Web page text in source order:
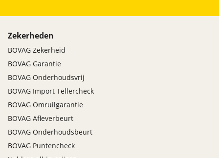
Zekerheden
BOVAG Zekerheid
BOVAG Garantie
BOVAG Onderhoudsvrij
BOVAG Import Tellercheck
BOVAG Omruilgarantie
BOVAG Afleverbeurt
BOVAG Onderhoudsbeurt
BOVAG Puntencheck